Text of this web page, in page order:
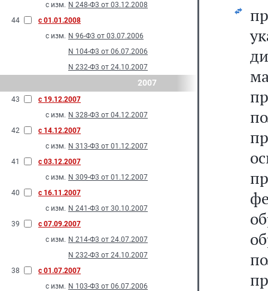
с изм. N 248-Ф3 от 03.12.2008
44
с 01.01.2008
с изм. N 96-Ф3 от 03.07.2006
N 104-Ф3 от 06.07.2006
N 232-Ф3 от 24.10.2007
2007
43
с 19.12.2007
с изм. N 328-Ф3 от 04.12.2007
42
с 14.12.2007
с изм. N 313-Ф3 от 01.12.2007
41
с 03.12.2007
с изм. N 309-Ф3 от 01.12.2007
40
с 16.11.2007
с изм. N 241-Ф3 от 30.10.2007
39
с 07.09.2007
с изм. N 214-Ф3 от 24.07.2007
N 232-Ф3 от 24.10.2007
38
с 01.07.2007
с изм. N 103-Ф3 от 06.07.2006